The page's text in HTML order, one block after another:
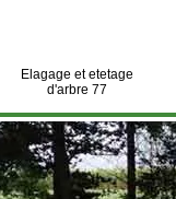
Elagage et etetage
d'arbre 77